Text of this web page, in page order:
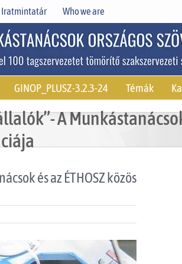
Iratmintatár Who we are
GINOP_PLUSZ-3.2.3-24 Témák
A
és az ÉTHOSZ közös